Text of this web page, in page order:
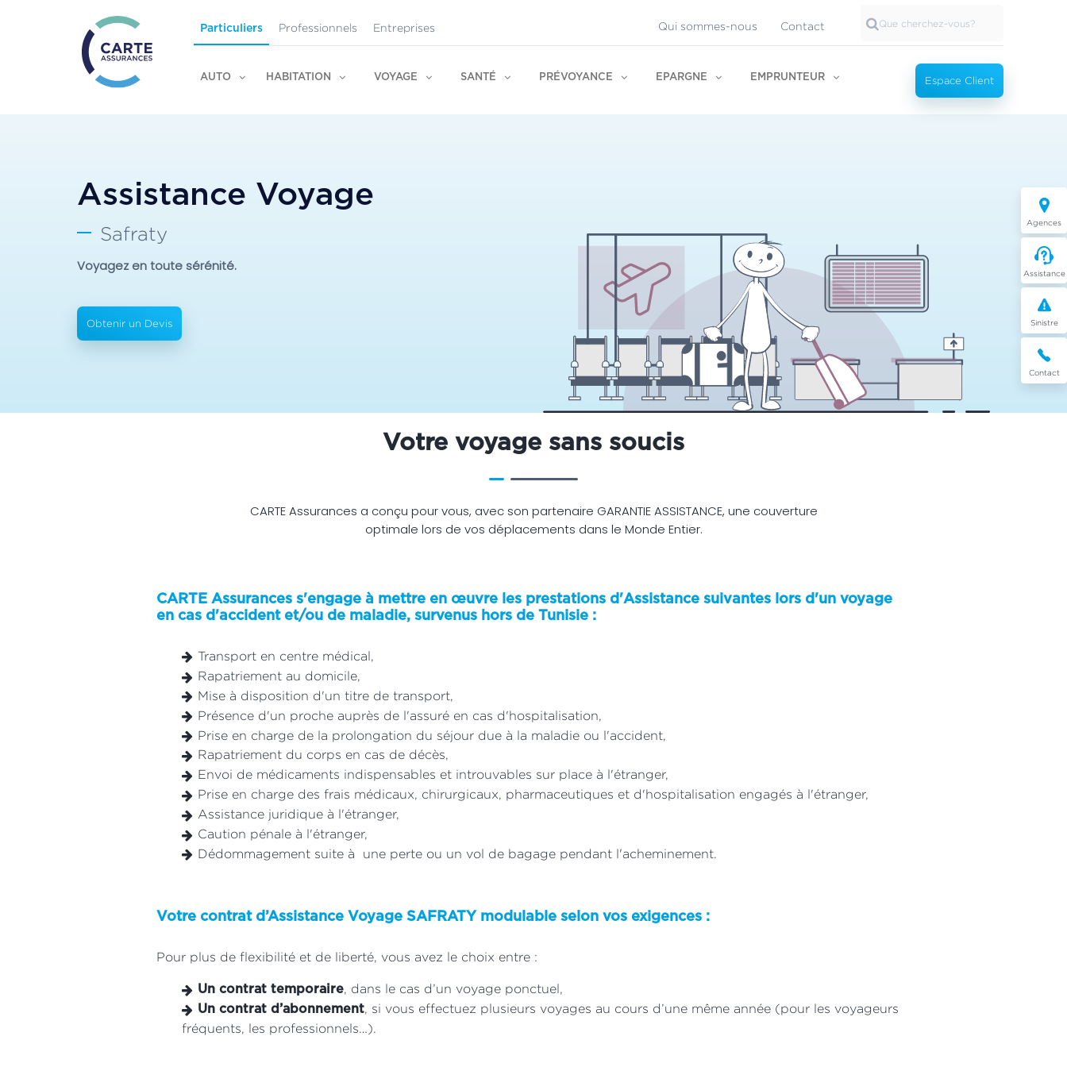
Particuliers Professionnels Entreprises Qui sommes-nous Contact
AUTO HABITATION VOYAGE SANTÉ PRÉVOYANCE EPARGNE EMPRUNTEUR Espace Client
Agences
Assistance
Sinistre
Contact
Assistance Voyage
Safraty
Voyagez en toute sérénité.
Obtenir un Devis
Votre voyage sans soucis
CARTE Assurances a conçu pour vous, avec son partenaire GARANTIE ASSISTANCE, une couverture
optimale lors de vos déplacements dans le Monde Entier.
CARTE Assurances s'engage à mettre en œuvre les prestations d'Assistance suivantes lors d'un voyage
en cas d'accident et/ou de maladie, survenus hors de Tunisie :
Transport en centre médical,
Rapatriement au domicile,
Mise à disposition d'un titre de transport,
Présence d'un proche auprès de l'assuré en cas d'hospitalisation,
Prise en charge de la prolongation du séjour due à la maladie ou l'accident,
Rapatriement du corps en cas de décès,
Envoi de médicaments indispensables et introuvables sur place à l'étranger,
Prise en charge des frais médicaux, chirurgicaux, pharmaceutiques et d'hospitalisation engagés à l'étranger,
Assistance juridique à l'étranger,
Caution pénale à l'étranger,
Dédommagement suite à une perte ou un vol de bagage pendant l'acheminement.
Votre contrat d’Assistance Voyage SAFRATY modulable selon vos exigences :
Pour plus de flexibilité et de liberté, vous avez le choix entre :
Un contrat temporaire, dans le cas d’un voyage ponctuel,
Un contrat d’abonnement, si vous effectuez plusieurs voyages au cours d’une même année (pour les voyageurs
fréquents, les professionnels…).